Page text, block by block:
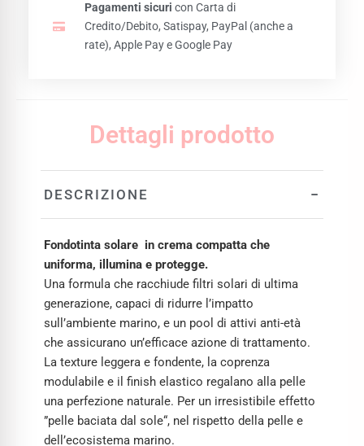
Pagamenti sicuri con Carta di
Credito/Debito, Satispay, PayPal (anche a
rate), Apple Pay e Google Pay
Dettagli prodotto
DESCRIZIONE −
Fondotinta solare in crema compatta che
uniforma, illumina e protegge.
Una formula che racchiude filtri solari di ultima
generazione, capaci di ridurre l’impatto
sull’ambiente marino, e un pool di attivi anti-età
che assicurano un’efficace azione di trattamento.
La texture leggera e fondente, la coprenza
modulabile e il finish elastico regalano alla pelle
una perfezione naturale. Per un irresistibile effetto
”pelle baciata dal sole“, nel rispetto della pelle e
dell’ecosistema marino.